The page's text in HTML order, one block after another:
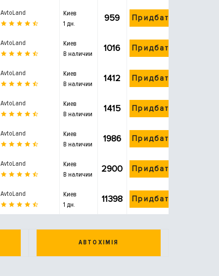
AvtoLand
Киев
1 дн.
959 Придбати
AvtoLand
Киев
В наличии
1016 Придбати
AvtoLand
Киев
В наличии
1412 Придбати
AvtoLand
Киев
В наличии
1415 Придбати
AvtoLand
Киев
В наличии
1986 Придбати
AvtoLand
Киев
В наличии
2900 Придбати
AvtoLand
Киев
1 дн.
11398 Придбати
АВТОХІМІЯ